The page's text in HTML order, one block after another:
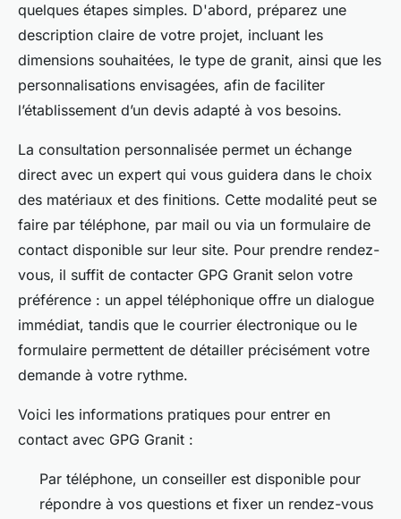
quelques étapes simples. D'abord, préparez une
description claire de votre projet, incluant les
dimensions souhaitées, le type de granit, ainsi que les
personnalisations envisagées, afin de faciliter
l’établissement d’un devis adapté à vos besoins.
La consultation personnalisée permet un échange
direct avec un expert qui vous guidera dans le choix
des matériaux et des finitions. Cette modalité peut se
faire par téléphone, par mail ou via un formulaire de
contact disponible sur leur site. Pour prendre rendez-
vous, il suffit de contacter GPG Granit selon votre
préférence : un appel téléphonique offre un dialogue
immédiat, tandis que le courrier électronique ou le
formulaire permettent de détailler précisément votre
demande à votre rythme.
Voici les informations pratiques pour entrer en
contact avec GPG Granit :
Par téléphone, un conseiller est disponible pour
répondre à vos questions et fixer un rendez-vous